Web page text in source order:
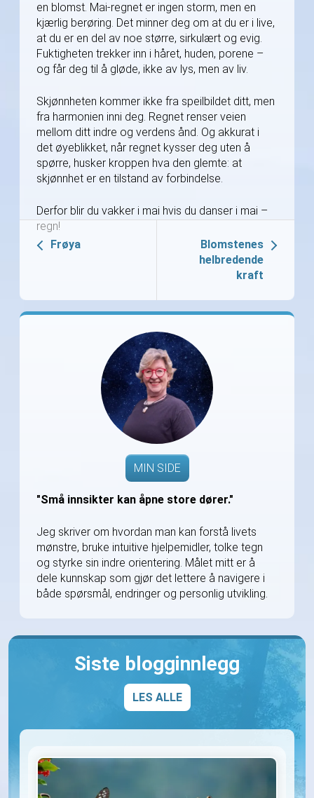
en blomst. Mai-regnet er ingen storm, men en
kjærlig berøring. Det minner deg om at du er i live,
at du er en del av noe større, sirkulært og evig.
Fuktigheten trekker inn i håret, huden, porene –
og får deg til å gløde, ikke av lys, men av liv.
Skjønnheten kommer ikke fra speilbildet ditt, men
fra harmonien inni deg. Regnet renser veien
mellom ditt indre og verdens ånd. Og akkurat i
det øyeblikket, når regnet kysser deg uten å
spørre, husker kroppen hva den glemte: at
skjønnhet er en tilstand av forbindelse.
Derfor blir du vakker i mai hvis du danser i mai –
regn!
Frøya
Blomstenes
helbredende
kraft
MIN SIDE
"Små innsikter kan åpne store dører."
Jeg skriver om hvordan man kan forstå livets
mønstre, bruke intuitive hjelpemidler, tolke tegn
og styrke sin indre orientering. Målet mitt er å
dele kunnskap som gjør det lettere å navigere i
både spørsmål, endringer og personlig utvikling.
Siste blogginnlegg
LES ALLE